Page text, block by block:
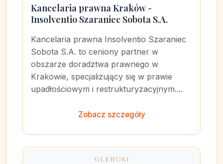
Kancelaria prawna Kraków -
Insolventio Szaraniec Sobota S.A.
Kancelaria prawna Insolventio Szaraniec
Sobota S.A. to ceniony partner w
obszarze doradztwa prawnego w
Krakowie, specjalizujący się w prawie
upadłościowym i restrukturyzacyjnym....
Zobacz szczegóły